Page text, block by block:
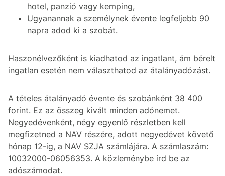
hotel, panzió vagy kemping,
Ugyanannak a személynek évente legfeljebb 90
napra adod ki a szobát.
Haszonélvezőként is kiadhatod az ingatlant, ám bérelt
ingatlan esetén nem választhatod az átalányadózást.
A tételes átalányadó évente és szobánként 38 400
forint. Ez az összeg kivált minden adónemet.
Negyedévenként, négy egyenlő részletben kell
megfizetned a NAV részére, adott negyedévet követő
hónap 12-ig, a NAV SZJA számlájára. A számlaszám:
10032000-06056353. A közleménybe írd be az
adószámodat.